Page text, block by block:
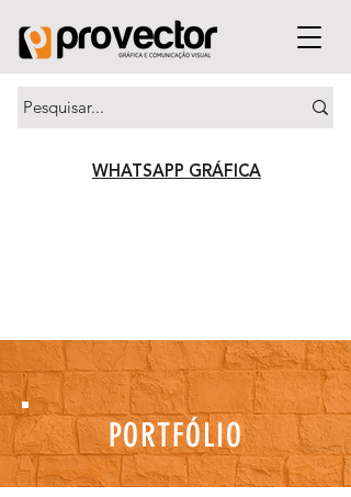
WHATSAPP GRÁFICA
PORTFÓLIO